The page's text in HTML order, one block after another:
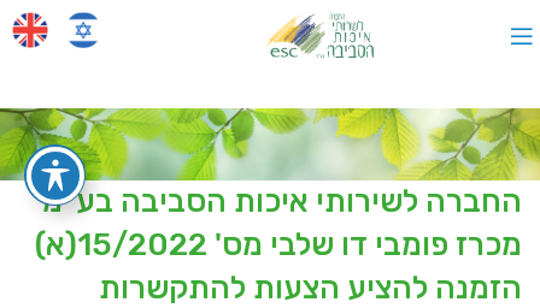
החברה לשירותי איכות הסביבה בע"מ
מכרז פומבי דו שלבי מס' 15/2022(א)
הזמנה להציע הצעות להתקשרות